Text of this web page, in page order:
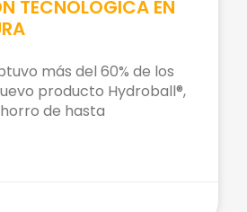
TECNOLÓGICA EN
más del 60% de los
producto Hydroball®,
de hasta